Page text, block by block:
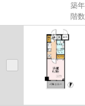
築
階